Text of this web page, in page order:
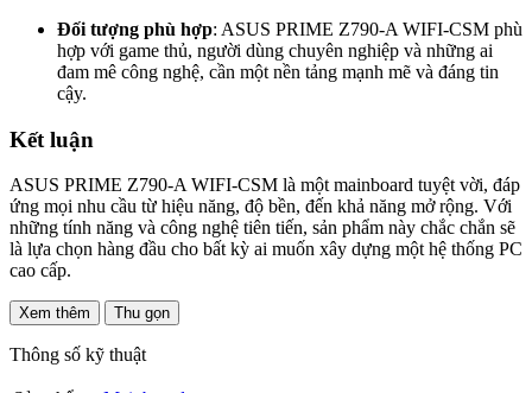
Đối tượng phù hợp: ASUS PRIME Z790-A WIFI-CSM phù
hợp với game thủ, người dùng chuyên nghiệp và những ai
đam mê công nghệ, cần một nền tảng mạnh mẽ và đáng tin
cậy.
Kết luận
ASUS PRIME Z790-A WIFI-CSM là một mainboard tuyệt vời, đáp
ứng mọi nhu cầu từ hiệu năng, độ bền, đến khả năng mở rộng. Với
những tính năng và công nghệ tiên tiến, sản phẩm này chắc chắn sẽ
là lựa chọn hàng đầu cho bất kỳ ai muốn xây dựng một hệ thống PC
cao cấp.
Xem thêm Thu gọn
Thông số kỹ thuật